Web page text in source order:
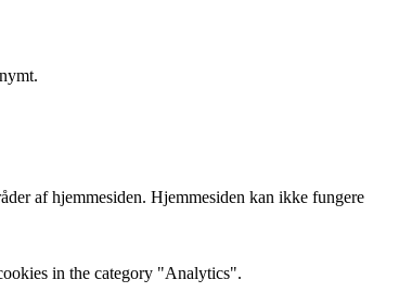
af hjemmesiden. Hjemmesiden kan ikke fungere
in the category "Analytics".